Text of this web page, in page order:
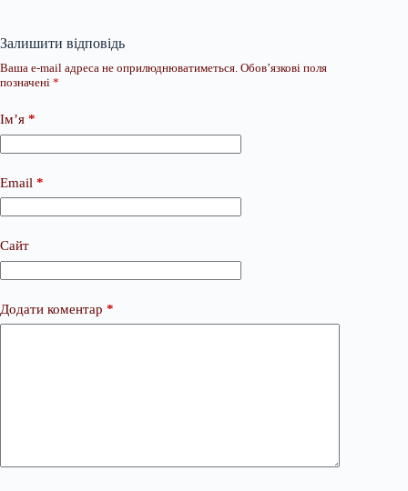
Залишити відповідь
Ваша e-mail адреса не оприлюднюватиметься. Обов’язкові поля
позначені *
Ім’я *
Email *
Сайт
Додати коментар *